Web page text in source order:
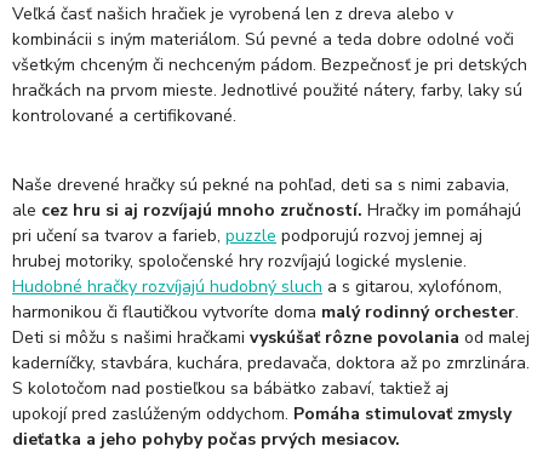
Veľká časť našich hračiek je vyrobená len z dreva alebo v
kombinácii s iným materiálom. Sú pevné a teda dobre odolné voči
všetkým chceným či nechceným pádom. Bezpečnosť je pri detských
hračkách na prvom mieste. Jednotlivé použité nátery, farby, laky sú
kontrolované a certifikované.
Naše drevené hračky sú pekné na pohľad, deti sa s nimi zabavia,
ale cez hru si aj rozvíjajú mnoho zručností. Hračky im pomáhajú
pri učení sa tvarov a farieb, puzzle podporujú rozvoj jemnej aj
hrubej motoriky, spoločenské hry rozvíjajú logické myslenie.
Hudobné hračky rozvíjajú hudobný sluch a s gitarou, xylofónom,
harmonikou či flautičkou vytvoríte doma malý rodinný orchester.
Deti si môžu s našimi hračkami vyskúšať rôzne povolania od malej
kaderníčky, stavbára, kuchára, predavača, doktora až po zmrzlinára.
S kolotočom nad postieľkou sa bábätko zabaví, taktiež aj
upokojí pred zaslúženým oddychom. Pomáha stimulovať zmysly
dieťatka a jeho pohyby počas prvých mesiacov.